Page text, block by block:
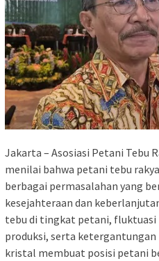
Jakarta – Asosiasi Petani Tebu
menilai bahwa petani tebu
berbagai permasalahan yang
kesejahteraan dan
tebu di tingkat petani, fluktuasi
produksi, serta ketergantungan
kristal membuat posisi petani